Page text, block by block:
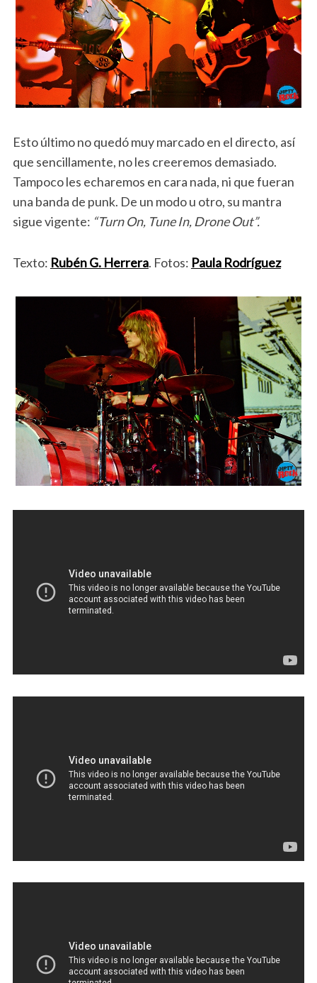
Esto último no quedó muy marcado en el directo, así
que sencillamente, no les creeremos demasiado.
Tampoco les echaremos en cara nada, ni que fueran
una banda de punk. De un modo u otro, su mantra
sigue vigente: “Turn On, Tune In, Drone Out”.
Texto: Rubén G. Herrera. Fotos: Paula Rodríguez